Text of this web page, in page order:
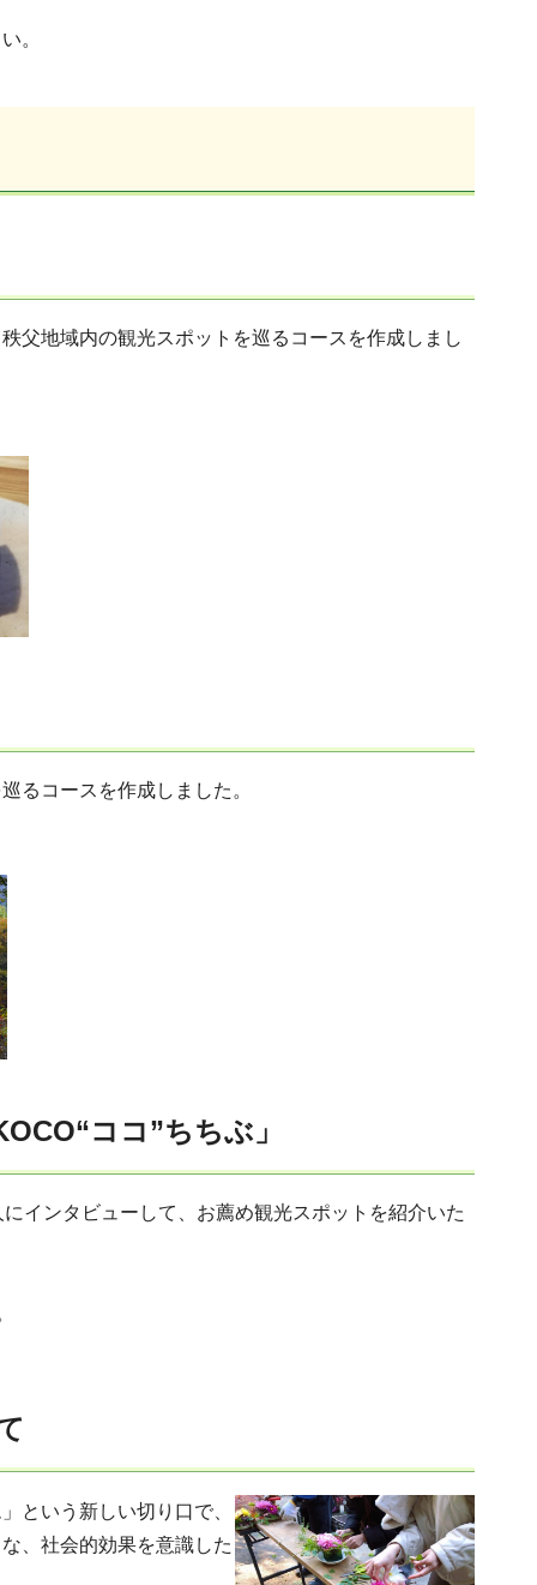
。
父地域内の観光スポットを巡るコースを作成しまし
るコースを作成しました。
ココ”ちちぶ」
インタビューして、お薦め観光スポットを紹介いた
という新しい切り口で、
、社会的効果を意識した